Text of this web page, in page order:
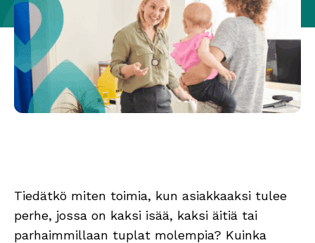
Tiedätkö miten toimia, kun asiakkaaksi tulee
perhe, jossa on kaksi isää, kaksi äitiä tai
parhaimmillaan tuplat molempia? Kuinka